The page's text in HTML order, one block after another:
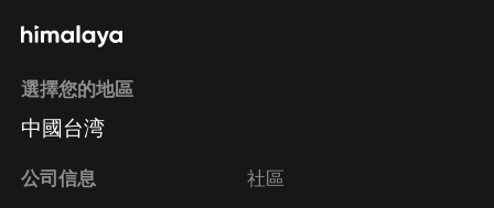
選擇您的地區
中國台湾
公司信息 社區